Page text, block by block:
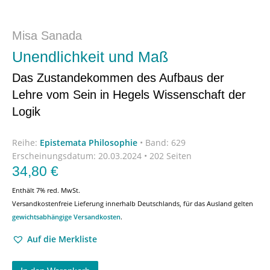
Misa Sanada
Unendlichkeit und Maß
Das Zustandekommen des Aufbaus der
Lehre vom Sein in Hegels Wissenschaft der
Logik
Reihe: Epistemata Philosophie • Band: 629
Erscheinungsdatum: 20.03.2024 • 202 Seiten
34,80 €
Enthält 7% red. MwSt.
Versandkostenfreie Lieferung innerhalb Deutschlands, für das Ausland gelten
gewichtsabhängige Versandkosten.
Auf die Merkliste